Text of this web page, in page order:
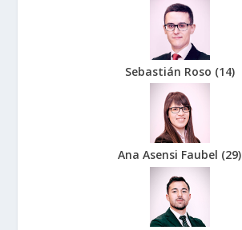
Sebastián Roso (14)
Ana Asensi Faubel (29)